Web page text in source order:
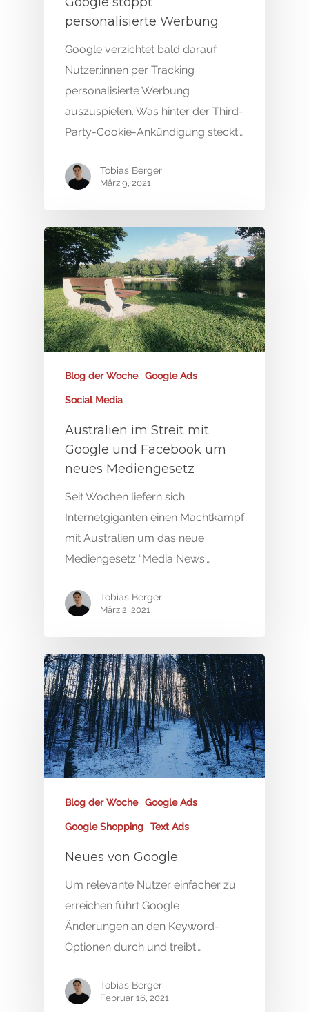
personalisierte Werbung
Google verzichtet bald darauf
Nutzer:innen per Tracking
personalisierte Werbung
auszuspielen. Was hinter der Third-
Party-Cookie-Ankündigung steckt…
Tobias Berger
März 9, 2021
Blog der Woche Google Ads
Social Media
Australien im Streit mit
Google und Facebook um
neues Mediengesetz
Seit Wochen liefern sich
Internetgiganten einen Machtkampf
mit Australien um das neue
Mediengesetz “Media News…
Tobias Berger
März 2, 2021
Blog der Woche Google Ads
Google Shopping Text Ads
Neues von Google
Um relevante Nutzer einfacher zu
erreichen führt Google
Änderungen an den Keyword-
Optionen durch und treibt…
Tobias Berger
Februar 16, 2021